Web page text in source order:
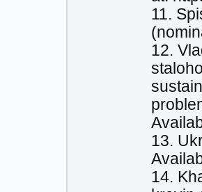
11.
12.
13.
14.